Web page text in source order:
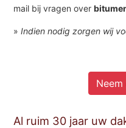
mail bij vragen over
»Indien nodig zorgen wij
Al ruim 30 jaar uw